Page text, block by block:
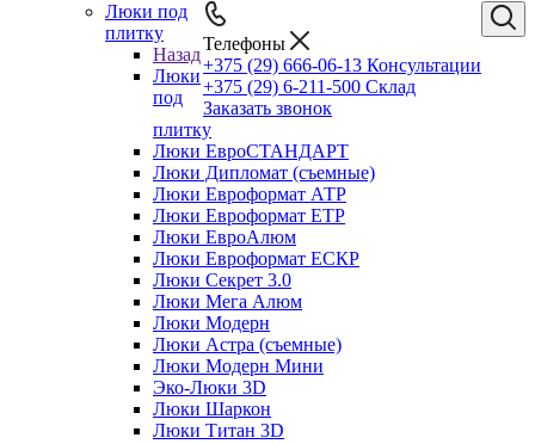
Телефоны
+375 (29) 666-06-13 Консультации
+375 (29) 6-211-500 Склад
Заказать звонок
Люки под
плитку
Назад
Люки
под
плитку
Люки ЕвроСТАНДАРТ
Люки Дипломат (съемные)
Люки Евроформат АТР
Люки Евроформат ЕТР
Люки ЕвроАлюм
Люки Евроформат ЕСКР
Люки Секрет 3.0
Люки Мега Алюм
Люки Модерн
Люки Астра (съемные)
Люки Модерн Мини
Эко-Люки 3D
Люки Шаркон
Люки Титан 3D